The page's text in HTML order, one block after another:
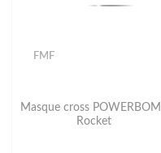
FMF
Masque cross
Rocket